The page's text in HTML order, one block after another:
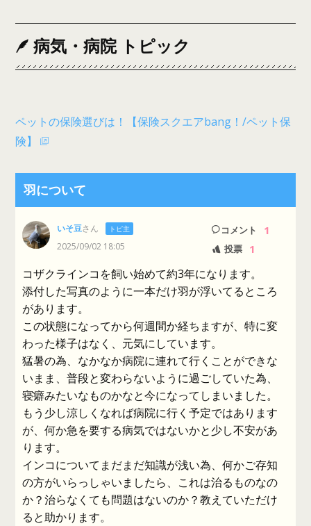
病気・病院 トピック
ペットの保険選びは！【保険スクエアbang！/ペット保
険】
羽について
いそ豆さん トピ主
2025/09/02 18:05
コメント 1
投票 1
コザクラインコを飼い始めて約3年になります。
添付した写真のように一本だけ羽が浮いてるところ
があります。
この状態になってから何週間か経ちますが、特に変
わった様子はなく、元気にしています。
猛暑の為、なかなか病院に連れて行くことができな
いまま、普段と変わらないように過ごしていた為、
寝癖みたいなものかなと今になってしまいました。
もう少し涼しくなれば病院に行く予定ではあります
が、何か急を要する病気ではないかと少し不安があ
ります。
インコについてまだまだ知識が浅い為、何かご存知
の方がいらっしゃいましたら、これは治るものなの
か？治らなくても問題はないのか？教えていただけ
ると助かります。